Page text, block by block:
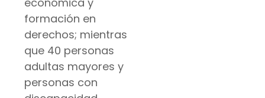
formación en
derechos; mientras
que 40 personas
adultas mayores y
personas con